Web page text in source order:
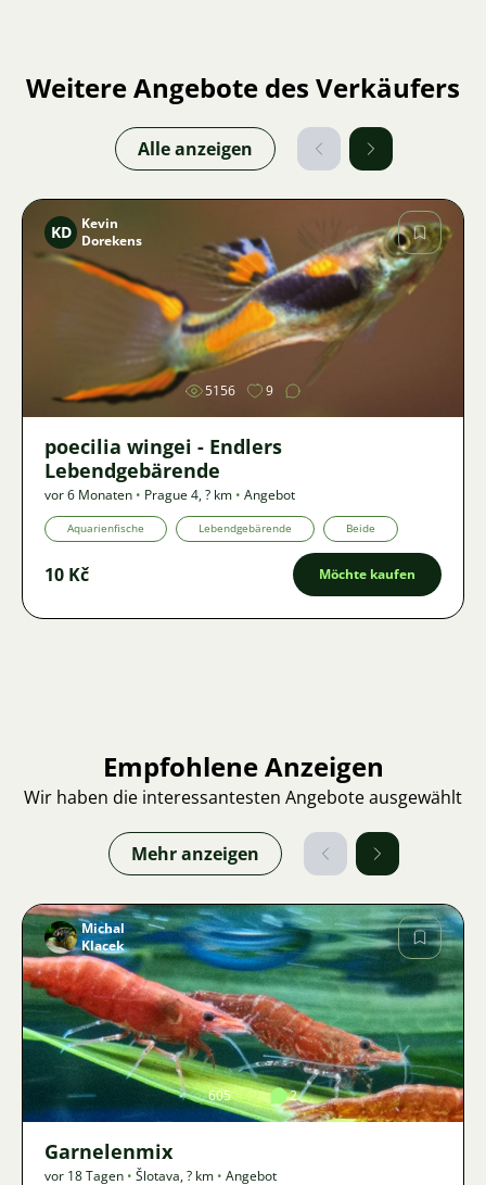
Weitere Angebote des Verkäufers
Alle anzeigen
Bild
KD
Kevin
Dorekens
5156 9
poecilia wingei - Endlers
Lebendgebärende
vor 6 Monaten • Prague 4,? km • Angebot
Aquarienfische Lebendgebärende Beide
10 Kč Möchte kaufen
Empfohlene Anzeigen
Wir haben die interessantesten Angebote ausgewählt
Mehr anzeigen
Bild
Michal
Klacek
605 2
Garnelenmix
vor 18 Tagen • Šlotava,? km • Angebot